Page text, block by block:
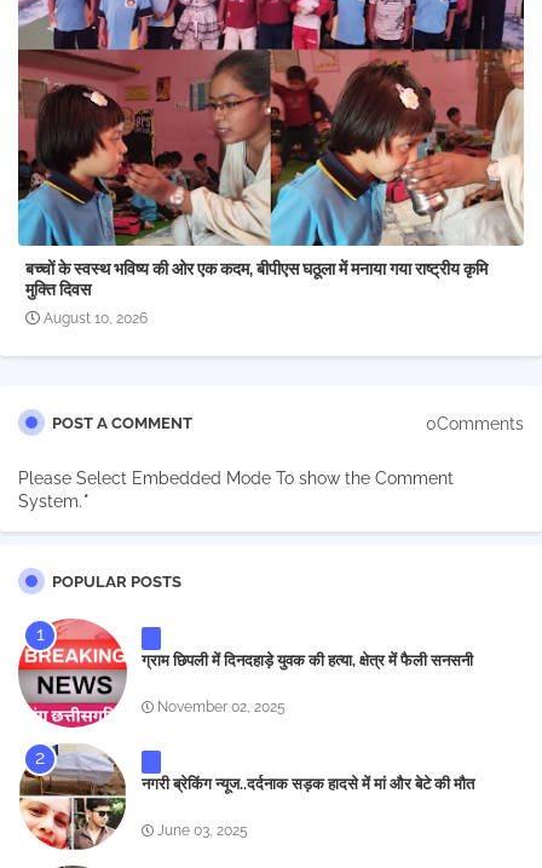
बच्चों के स्वस्थ भविष्य की ओर एक कदम, बीपीएस घठूला में मनाया गया राष्ट्रीय कृमि
मुक्ति दिवस
August 10, 2026
POST A COMMENT 0Comments
Please Select Embedded Mode To show the Comment
System.*
POPULAR POSTS
ग्राम छिपली में दिनदहाड़े युवक की हत्या, क्षेत्र में फैली सनसनी
November 02, 2025
नगरी ब्रेकिंग न्यूज..दर्दनाक सड़क हादसे में मां और बेटे की मौत
June 03, 2025